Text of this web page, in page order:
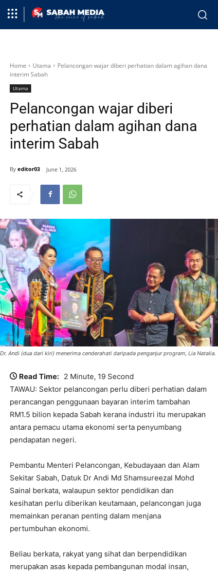
Home Utama
Pelancongan wajar diberi perhatian dalam agihan dana
interim Sabah
Utama
Pelancongan wajar diberi
perhatian dalam agihan dana
interim Sabah
By editor03 June 1, 2026
Dr. Andi (dua dari kiri) menerima cenderahati daripada penganjur program, Lia Natalia.
Read Time: 2 Minute, 19 Second
TAWAU: Sektor pelancongan perlu diberi perhatian dalam
perancangan penggunaan bayaran interim tambahan
RM1.5 bilion kepada Sabah kerana industri itu merupakan
antara pemacu utama ekonomi serta penyumbang
pendapatan negeri.
Pembantu Menteri Pelancongan, Kebudayaan dan Alam
Sekitar Sabah, Datuk Dr Andi Md Shamsureezal Mohd
Sainal berkata, walaupun sektor pendidikan dan
kesihatan perlu diberikan keutamaan, pelancongan juga
memainkan peranan penting dalam menjana
pertumbuhan ekonomi.
Beliau berkata, rakyat yang sihat dan berpendidikan
merupakan asas kepada pembangunan modal insan,